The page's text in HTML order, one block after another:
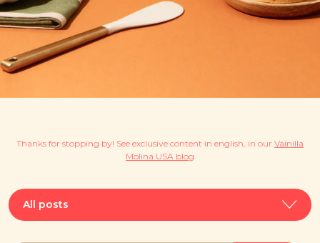
Thanks for stopping by! See exclusive content in english, in our Vainilla
Molina USA blog
All posts